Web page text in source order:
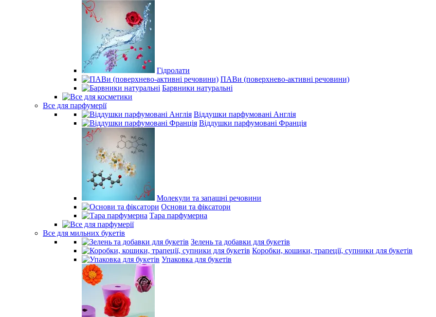
Гідролати
ПАВи (поверхнево-активні речовини)
Барвники натуральні
Все для парфумерії
Віддушки парфумовані Англія
Віддушки парфумовані Франція
Молекули та запашні речовини
Основи та фіксатори
Тара парфумерна
Все для мильних букетів
Зелень та добавки для букетів
Коробки, кошики, трапеції, супники для букетів
Упаковка для букетів